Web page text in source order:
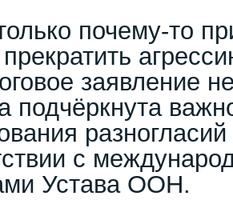
почему-то
заявление
подчёркнута
с
Устава ООН.